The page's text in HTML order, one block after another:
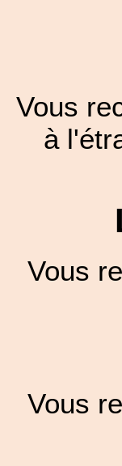
Vous
à
Vous
Vous